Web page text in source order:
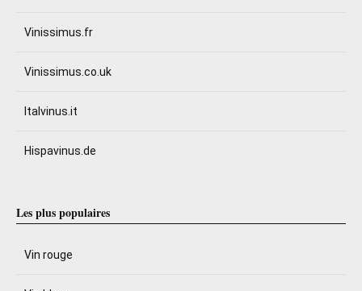
Vinissimus.fr
Vinissimus.co.uk
Italvinus.it
Hispavinus.de
Les plus populaires
Vin rouge